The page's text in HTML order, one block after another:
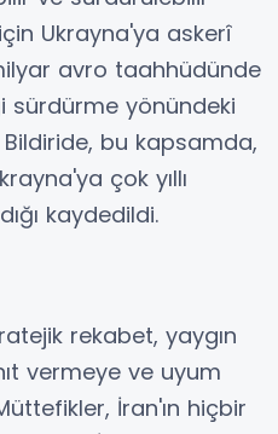
Ukrayna'ya askerî
avro taahhüdünde
sürdürme yönündeki
bu kapsamda,
çok yıllı
kaydedildi.
rekabet, yaygın
vermeye ve uyum
İran'ın hiçbir